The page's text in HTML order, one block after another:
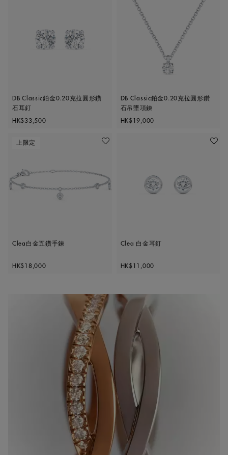
DB Classic鉑金0.20克拉圓形鑽
石耳釘
Original price
HK$33,500
DB Classic鉑金0.20克拉圓形鑽
石吊墜項鍊
Original price
HK$19,000
上限定 加入喜愛清單
Clea白金五鑽手鍊
Original price
HK$18,000
加入喜
Clea 白金耳釘
Original price
HK$11,000